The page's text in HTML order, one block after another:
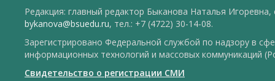
Редакция: главный редактор Быканова Наталья Игоревна,
bykanova@bsuedu.ru, тел.: +7 (4722) 30-14-08.
Зарегистрировано Федеральной службой по надзору в
информационных технологий и массовых коммуникаций
Свидетельство о регистрации СМИ